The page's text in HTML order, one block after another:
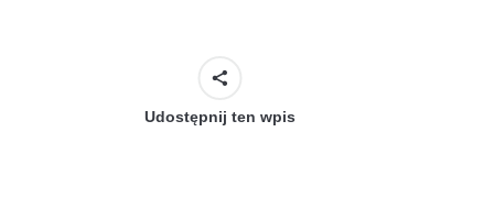
Udostępnij ten wpis